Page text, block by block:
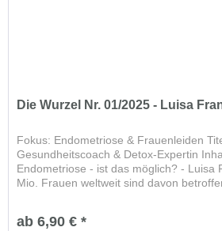
Die Wurzel Nr. 01/2025 - Luisa
Fokus: Endometriose & Frauenleiden
Gesundheitscoach & Detox-Expertin
Endometriose - ist das möglich? - Luisa
Mio. Frauen weltweit sind davon
ab 6,90 € *